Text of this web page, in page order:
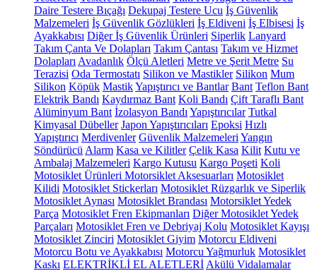
Daire Testere Bıçağı Dekupaj Testere Ucu İş Güvenlik
Malzemeleri İş Güvenlik Gözlükleri İş Eldiveni İş Elbisesi İş
Ayakkabısı Diğer İş Güvenlik Ürünleri Siperlik Lanyard
Takım Çanta Ve Dolapları Takım Çantası Takım ve Hizmet
Dolapları Avadanlık Ölçü Aletleri Metre ve Şerit Metre Su
Terazisi Oda Termostatı Silikon ve Mastikler Silikon Mum
Silikon Köpük MastikYapıştırıcı ve Bantlar Bant Teflon Bant
Elektrik Bandı Kaydırmaz Bant Koli Bandı Çift Taraflı Bant
Alüminyum Bant İzolasyon Bandı Yapıştırıcılar Tutkal
Kimyasal Dübeller Japon Yapıştırıcıları Epoksi Hızlı
Yapıştırıcı Merdivenler Güvenlik Malzemeleri Yangın
Söndürücü Alarm Kasa ve Kilitler Çelik Kasa Kilit Kutu ve
Ambalaj Malzemeleri Kargo Kutusu Kargo Poşeti Koli
Motosiklet Ürünleri Motorsiklet Aksesuarları Motosiklet
Kilidi Motosiklet Stickerları Motosiklet Rüzgarlık ve Siperlik
Motosiklet Aynası Motosiklet Brandası Motorsiklet Yedek
Parça Motosiklet Fren Ekipmanları Diğer Motosiklet Yedek
Parçaları Motosiklet Fren ve Debriyaj Kolu Motosiklet Kayışı
Motosiklet Zinciri Motosiklet Giyim Motorcu Eldiveni
Motorcu Botu ve Ayakkabısı Motorcu Yağmurluk Motosiklet
Kaskı ELEKTRİKLİ EL ALETLERİ Akülü Vidalamalar